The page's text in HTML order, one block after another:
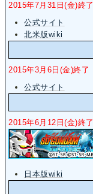
2015年7月31日(金)終了
公式サイト
北米版wiki
2015年3月6日(金)終了
公式サイト
2015年6月12日(金)終了
日本版wiki